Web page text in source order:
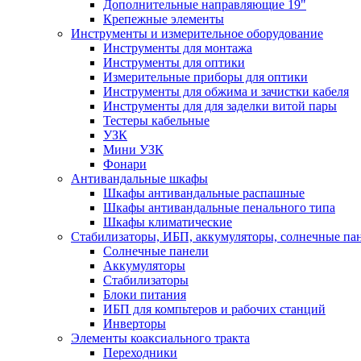
Дополнительные направляющие 19"
Крепежные элементы
Инструменты и измерительное оборудование
Инструменты для монтажа
Инструменты для оптики
Измерительные приборы для оптики
Инструменты для обжима и зачистки кабеля
Инструменты для для заделки витой пары
Тестеры кабельные
УЗК
Мини УЗК
Фонари
Антивандальные шкафы
Шкафы антивандальные распашные
Шкафы антивандальные пенального типа
Шкафы климатические
Стабилизаторы, ИБП, аккумуляторы, солнечные
Солнечные панели
Аккумуляторы
Стабилизаторы
Блоки питания
ИБП для компьтеров и рабочих станций
Инверторы
Элементы коаксиального тракта
Переходники